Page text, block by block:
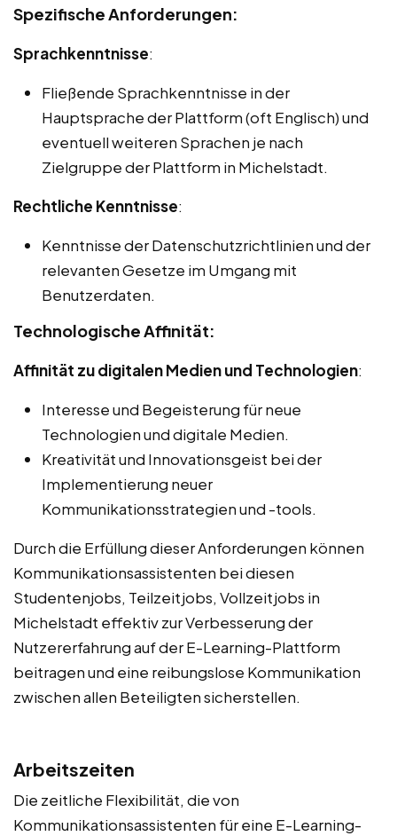
Spezifische Anforderungen:
Sprachkenntnisse:
Fließende Sprachkenntnisse in der
Hauptsprache der Plattform (oft Englisch) und
eventuell weiteren Sprachen je nach
Zielgruppe der Plattform in Michelstadt.
Rechtliche Kenntnisse:
Kenntnisse der Datenschutzrichtlinien und der
relevanten Gesetze im Umgang mit
Benutzerdaten.
Technologische Affinität:
Affinität zu digitalen Medien und Technologien:
Interesse und Begeisterung für neue
Technologien und digitale Medien.
Kreativität und Innovationsgeist bei der
Implementierung neuer
Kommunikationsstrategien und -tools.
Durch die Erfüllung dieser Anforderungen können
Kommunikationsassistenten bei diesen
Studentenjobs, Teilzeitjobs, Vollzeitjobs in
Michelstadt effektiv zur Verbesserung der
Nutzererfahrung auf der E-Learning-Plattform
beitragen und eine reibungslose Kommunikation
zwischen allen Beteiligten sicherstellen.
Arbeitszeiten
Die zeitliche Flexibilität, die von
Kommunikationsassistenten für eine E-Learning-